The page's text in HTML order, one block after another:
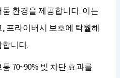
환경을 제공합니다. 이는
프라이버시 보호에 탁월해
니다.
70~90% 빛 차단 효과를